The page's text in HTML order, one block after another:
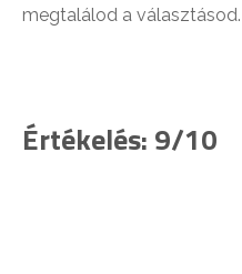
megtalálod a választásod.
Értékelés: 9/10